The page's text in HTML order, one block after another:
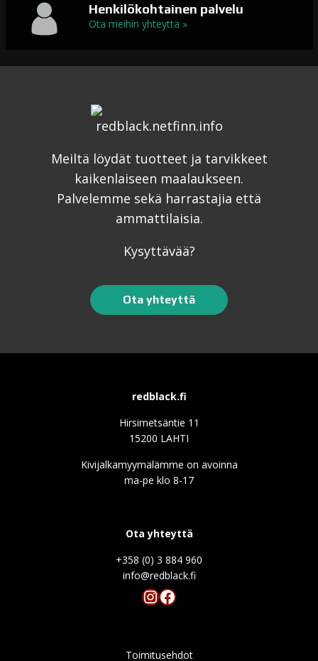
Henkilökohtainen palvelu
Ota meihin yhteyttä »
Meiltä löydät tuotteet ja tarvikkeet
kaikenlaiseen maalaukseen.
Palvelemme sekä harrastajia että
ammattilaisia.
Kysyttävää?
Ota yhteyttä
redblack.fi
Hirsimetsäntie 11
15200 LAHTI
Kivijalkamyymälämme on avoinna
ma-pe klo 8-17
Ota yhteyttä
+358 (0) 3 884 960
info@redblack.f
Instagram
Facebook
Toimitusehdot